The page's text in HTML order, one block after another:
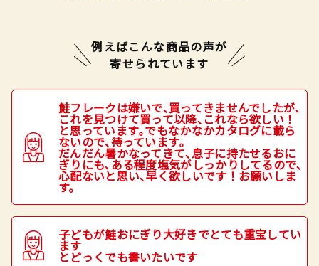
例えばこんな商品の声が
寄せられています
鮭フレークは嫌いで､買ってきませんでしたが､
これを見つけて買って以降､これなら欲しい！
と思っています｡でもなかなかカタログに載ら
ないので､待っています｡
だんだん暑かなってきて､息子に持たせるおに
ぎりにも､ある程度塩気がしっかりしてるので､
心配ないと思い､早く欲しいです！お願いしま
す。
子どもが鮭おにぎり大好きでとても重宝してい
ます
とどっくでも書いたいです